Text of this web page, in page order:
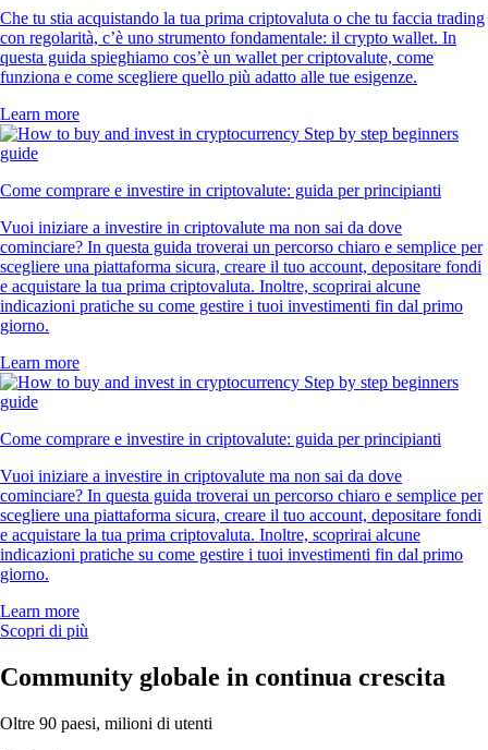
Che tu stia acquistando la tua prima criptovaluta o che tu faccia trading
con regolarità, c’è uno strumento fondamentale: il crypto wallet. In
questa guida spieghiamo cos’è un wallet per criptovalute, come
funziona e come scegliere quello più adatto alle tue esigenze.
Learn more
Come comprare e investire in criptovalute: guida per principianti
Vuoi iniziare a investire in criptovalute ma non sai da dove
cominciare? In questa guida troverai un percorso chiaro e semplice per
scegliere una piattaforma sicura, creare il tuo account, depositare fondi
e acquistare la tua prima criptovaluta. Inoltre, scoprirai alcune
indicazioni pratiche su come gestire i tuoi investimenti fin dal primo
giorno.
Learn more
Come comprare e investire in criptovalute: guida per principianti
Vuoi iniziare a investire in criptovalute ma non sai da dove
cominciare? In questa guida troverai un percorso chiaro e semplice per
scegliere una piattaforma sicura, creare il tuo account, depositare fondi
e acquistare la tua prima criptovaluta. Inoltre, scoprirai alcune
indicazioni pratiche su come gestire i tuoi investimenti fin dal primo
giorno.
Learn more
Scopri di più
Community globale in continua crescita
Oltre 90 paesi, milioni di utenti